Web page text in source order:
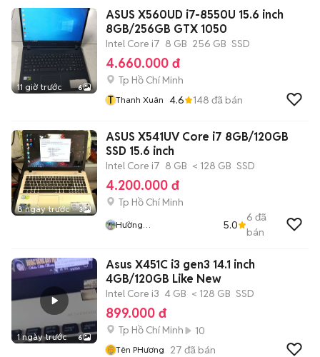
11 giờ trước 6
ASUS X560UD i7-8550U 15.6 inch
8GB/256GB GTX 1050
Intel Core i7 8 GB 256 GB SSD
4.660.000 đ
Tp Hồ Chí Minh
T Thanh Xuân 4.6 148 đã bán
8 ngày trước 3
ASUS X541UV Core i7 8GB/120GB
SSD 15.6 inch
Intel Core i7 8 GB < 128 GB SSD
4.200.000 đ
Tp Hồ Chí Minh
Hường
5.0
6 đã
bán
1 ngày trước 6
Asus X451C i3 gen3 14.1 inch
4GB/120GB Like New
Intel Core i3 4 GB < 128 GB SSD
899.000 đ
Tp Hồ Chí Minh 10
Tên PHương 27 đã bán